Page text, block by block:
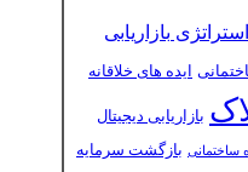
استراتژی بازاریابی
ایده های خلاقانه
بازاریابی دیجیتال
ساختمانی بازگشت سرمایه